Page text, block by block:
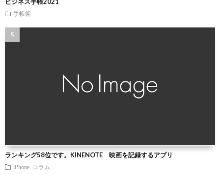
手帳術
ランキング58位です。KINENOTE 映画を記録するアプリ
iPhone コラム